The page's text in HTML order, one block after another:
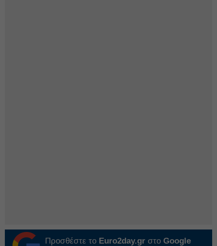
Προσθέστε το Euro2day.gr στο Google